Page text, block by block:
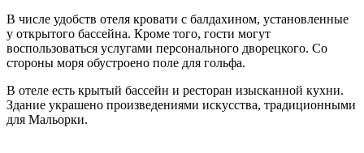
В числе удобств отеля кровати с балдахином, установленные
у открытого бассейна. Кроме того, гости могут
воспользоваться услугами персонального дворецкого. Со
стороны моря обустроено поле для гольфа.
В отеле есть крытый бассейн и ресторан изысканной кухни.
Здание украшено произведениями искусства, традиционными
для Мальорки.